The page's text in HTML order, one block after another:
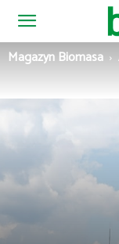
Magazyn
Magazyn Biomasa